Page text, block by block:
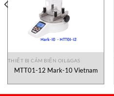
THIẾT BỊ CẢM BIẾN OIL&GAS
MTT01-12 Mark-10 Vietnam